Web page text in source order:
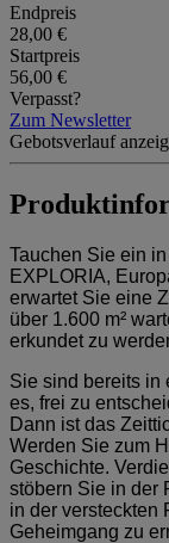
Endpreis
28,00 €
Startpreis
56,00 €
Verpasst?
Zum Newsletter
Gebotsverlauf
Tauchen Sie ein
EXPLORIA,
erwartet Sie eine
über 1.600 m²
erkundet zu
Sie sind bereits in
es, frei zu
Dann ist das
Werden Sie zum
Geschichte.
stöbern Sie in der
in der versteckten
Geheimgang zu